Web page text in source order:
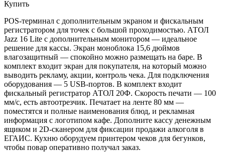
Купить
POS-терминал с дополнительным экраном и фискальным
регистратором для точек с большой проходимостью. АТОЛ
Jazz 16 Lite с дополнительным монитором — идеальное
решение для кассы. Экран моноблока 15,6 дюймов
влагозащитный — спокойно можно размещать на баре. В
комплект входит экран для покупателя, на который можно
выводить рекламу, акции, контроль чека. Для подключения
оборудования — 5 USB-портов. В комплект входит
фискальный регистратор АТОЛ 20Ф. Скорость печати — 100
мм/с, есть автоотрезчик. Печатает на ленте 80 мм —
поместятся и полные наименования блюд, и рекламная
информация с логотипом кафе. Дополните кассу денежным
ящиком и 2D-сканером для фиксации продажи алкоголя в
ЕГАИС. Кухню оборудуем принтером чеков для бегунков,
чтобы повар оперативно получал заказ.